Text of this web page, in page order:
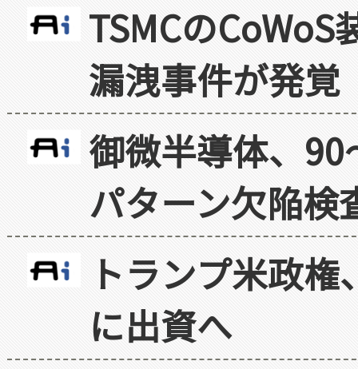
TSMCの
漏洩事件が発覚
御微半導体、
パターン欠陥検
トランプ米政
に出資へ